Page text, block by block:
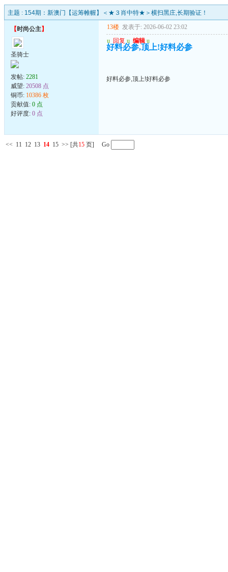
主题 : 154期：新澳门【运筹帷幄】＜★３肖中特★＞横扫黑庄,长期验证！
【时尚公主】
圣骑士
发帖: 2281
威望: 20508 点
铜币: 10386 枚
贡献值: 0 点
好评度: 0 点
13楼 发表于: 2026-06-02 23:02
u 回复 u 编辑 u
好料必参,顶上!好料必参
好料必参,顶上!好料必参
<< 11 12 13 14 15 >> [共15 页] Go